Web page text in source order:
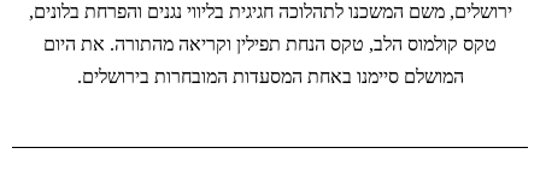
ירושלים, משם המשכנו לתהלוכה חגיגית בליווי נגנים והפרחת בלונים,
טקס קולמוס הלב, טקס הנחת תפילין וקריאה מהתורה. את היום
המושלם סיימנו באחת המסעדות המובחרות בירושלים.